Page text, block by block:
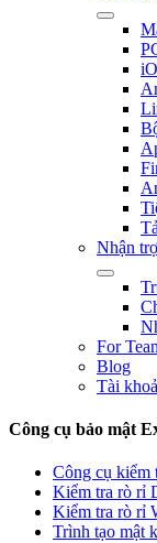
Nhận
For
Blog
Tài
Công cụ bảo mật
Công cụ kiểm
Kiểm tra rò rỉ
Kiểm tra rò rỉ
Trình tạo mật